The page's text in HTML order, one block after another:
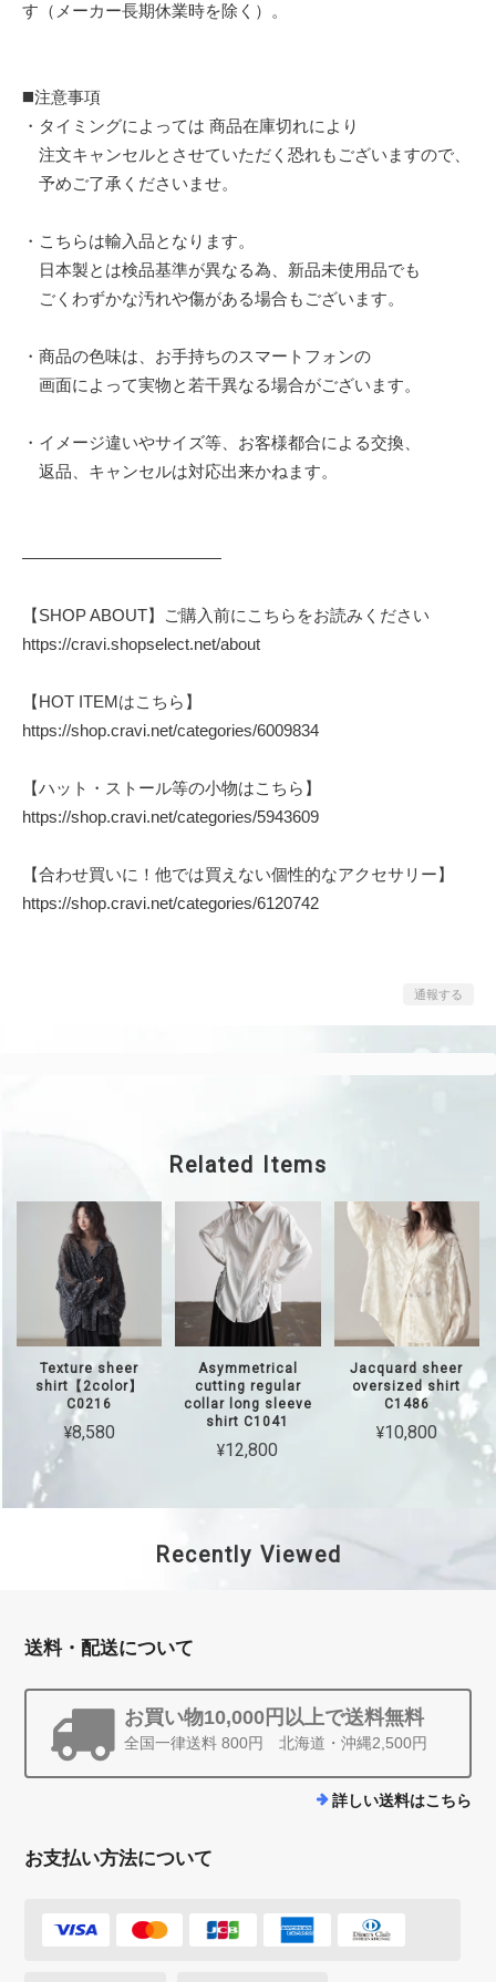
す（メーカー長期休業時を除く）。
◼️注意事項
・タイミングによっては 商品在庫切れにより
注文キャンセルとさせていただく恐れもございますので、
予めご了承くださいませ。
・こちらは輸入品となります。
日本製とは検品基準が異なる為、新品未使用品でも
ごくわずかな汚れや傷がある場合もございます。
・商品の色味は、お手持ちのスマートフォンの
画面によって実物と若干異なる場合がございます。
・イメージ違いやサイズ等、お客様都合による交換、
返品、キャンセルは対応出来かねます。
————————————
【SHOP ABOUT】ご購入前にこちらをお読みください
https://cravi.shopselect.net/about
【HOT ITEMはこちら】
https://shop.cravi.net/categories/6009834
【ハット・ストール等の小物はこちら】
https://shop.cravi.net/categories/5943609
【合わせ買いに！他では買えない個性的なアクセサリー】
https://shop.cravi.net/categories/6120742
通報する
Related Items
Texture sheer
shirt【2color】
C0216
¥8,580
Asymmetrical
cutting regular
collar long sleeve
shirt C1041
¥12,800
Jacquard sheer
oversized shirt
C1486
¥10,800
Recently Viewed
送料・配送について
お買い物10,000円以上で送料無料
全国一律送料 800円 北海道・沖縄2,500円
詳しい送料はこちら
お支払い方法について